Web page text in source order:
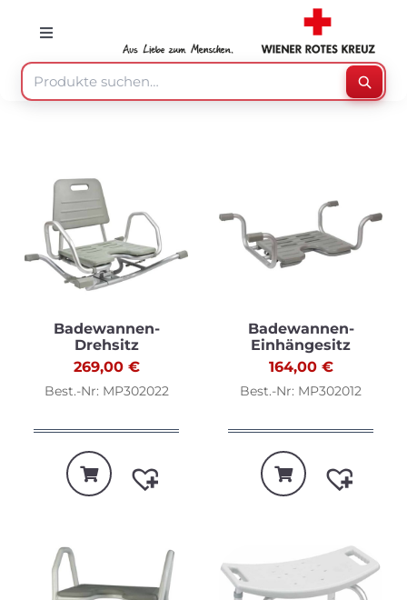
content
Toggle
Navigation
Warenkorb
Speisenzusteller
Medizinprodukte
Sonstiges
Suche
Badewannen-
Drehsitz
269,00 €
Best.-Nr: MP302022
Badewannen-
Einhängesitz
164,00 €
Best.-Nr: MP302012